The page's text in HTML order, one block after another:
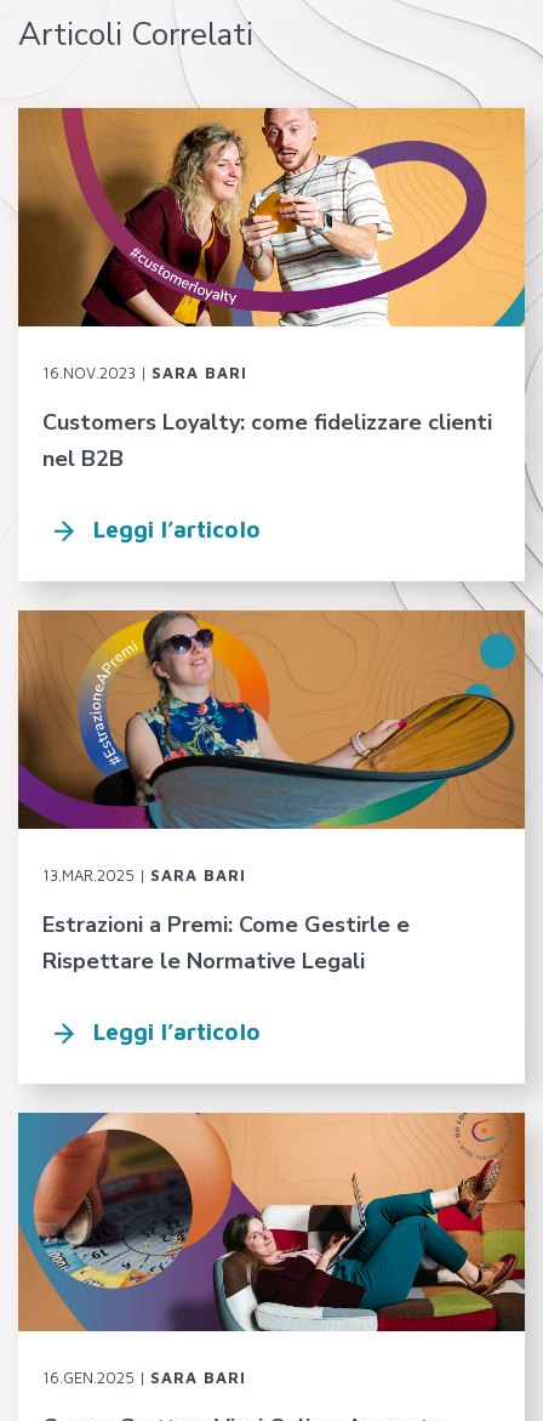
Articoli Correlati
16.NOV.2023 | SARA BARI
Customers Loyalty: come fidelizzare clienti
nel B2B
Leggi l’articolo
13.MAR.2025 | SARA BARI
Estrazioni a Premi: Come Gestirle e
Rispettare le Normative Legali
Leggi l’articolo
16.GEN.2025 | SARA BARI